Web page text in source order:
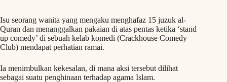
Isu seorang wanita yang mengaku menghafaz 15 juzuk al-
Quran dan menanggalkan pakaian di atas pentas ketika ‘stand
up comedy’ di sebuah kelab komedi (Crackhouse Comedy
Club) mendapat perhatian ramai.
Ia menimbulkan kekesalan, di mana aksi tersebut dilihat
sebagai suatu penghinaan terhadap agama Islam.